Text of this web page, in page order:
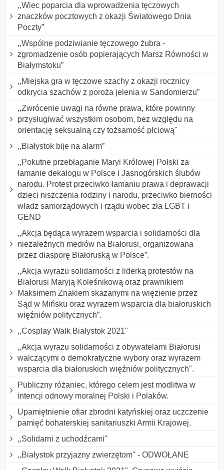
,,Wiec poparcia dla wprowadzenia tęczowych
znaczków pocztowych z okazji Światowego Dnia
Poczty”
,,Wspólne podziwianie tęczowego żubra -
zgromadzenie osób popierających Marsz Równości w
Białymstoku”
,,Miejska gra w tęczowe szachy z okazji rocznicy
odkrycia szachów z poroża jelenia w Sandomierzu”
,,Zwrócenie uwagi na równe prawa, które powinny
przysługiwać wszystkim osobom, bez względu na
orientację seksualną czy tożsamość płciową"
,,Białystok bije na alarm”
,,Pokutne przebłaganie Maryi Królowej Polski za
łamanie dekalogu w Polsce i Jasnogórskich ślubów
narodu. Protest przeciwko łamaniu prawa i deprawacji
dzieci niszczenia rodziny i narodu, przeciwko bierności
władz samorządowych i rządu wobec zła LGBT i
GEND
,,Akcja będąca wyrazem wsparcia i solidarności dla
niezależnych mediów na Białorusi, organizowana
przez diasporę Białoruską w Polsce”.
,,Akcja wyrazu solidarności z liderką protestów na
Białorusi Maryją Koleśnikową oraz prawnikiem
Maksimem Znakiem skazanymi na więzienie przez
Sąd w Mińsku oraz wyrazem wsparcia dla białoruskich
więźniów politycznych”.
,,Cosplay Walk Białystok 2021"
,,Akcja wyrazu solidarności z obywatelami Białorusi
walczącymi o demokratyczne wybory oraz wyrazem
wsparcia dla białoruskich więźniów politycznych".
Publiczny różaniec, którego celem jest modlitwa w
intencji odnowy moralnej Polski i Polaków.
Upamiętnienie ofiar zbrodni katyńskiej oraz uczczenie
pamięć bohaterskiej sanitariuszki Armii Krajowej.
,,Solidarni z uchodźcami"
,,Białystok przyjazny zwierzętom" - ODWOŁANE